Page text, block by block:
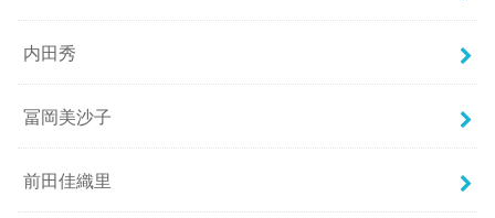
内田秀
冨岡美沙子
前田佳織里